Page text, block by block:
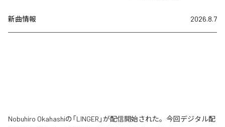
新曲情報 2026.8.7
Nobuhiro Okahashiの「LINGER」が配信開始された。今回デジタル配